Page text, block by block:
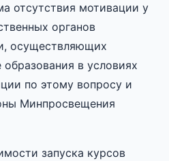
отсутствия мотивации у
органов
осуществляющих
в условиях
по этому вопросу и
Минпросвещения
запуска курсов